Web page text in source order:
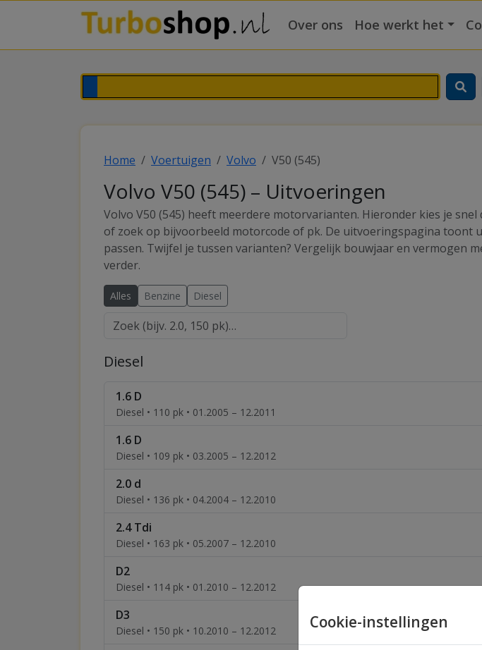
Over ons Hoe werkt het
Cookie-instellingen
Home Voertuigen Volvo V50 (545)
Volvo V50 (545) – Uitvoeringen
Volvo V50 (545) heeft meerdere motorvarianten. Hieronder kies je
of zoek op bijvoorbeeld motorcode of pk. De uitvoeringspagina
passen. Twijfel je tussen varianten? Vergelijk bouwjaar en vermogen
verder.
Alles Benzine Diesel
Diesel
1.6 D
Diesel • 110 pk • 01.2005 – 12.2011
1.6 D
Diesel • 109 pk • 03.2005 – 12.2012
2.0 d
Diesel • 136 pk • 04.2004 – 12.2010
2.4 Tdi
Diesel • 163 pk • 05.2007 – 12.2010
D2
Diesel • 114 pk • 01.2010 – 12.2012
D3
Diesel • 150 pk • 10.2010 – 12.2012